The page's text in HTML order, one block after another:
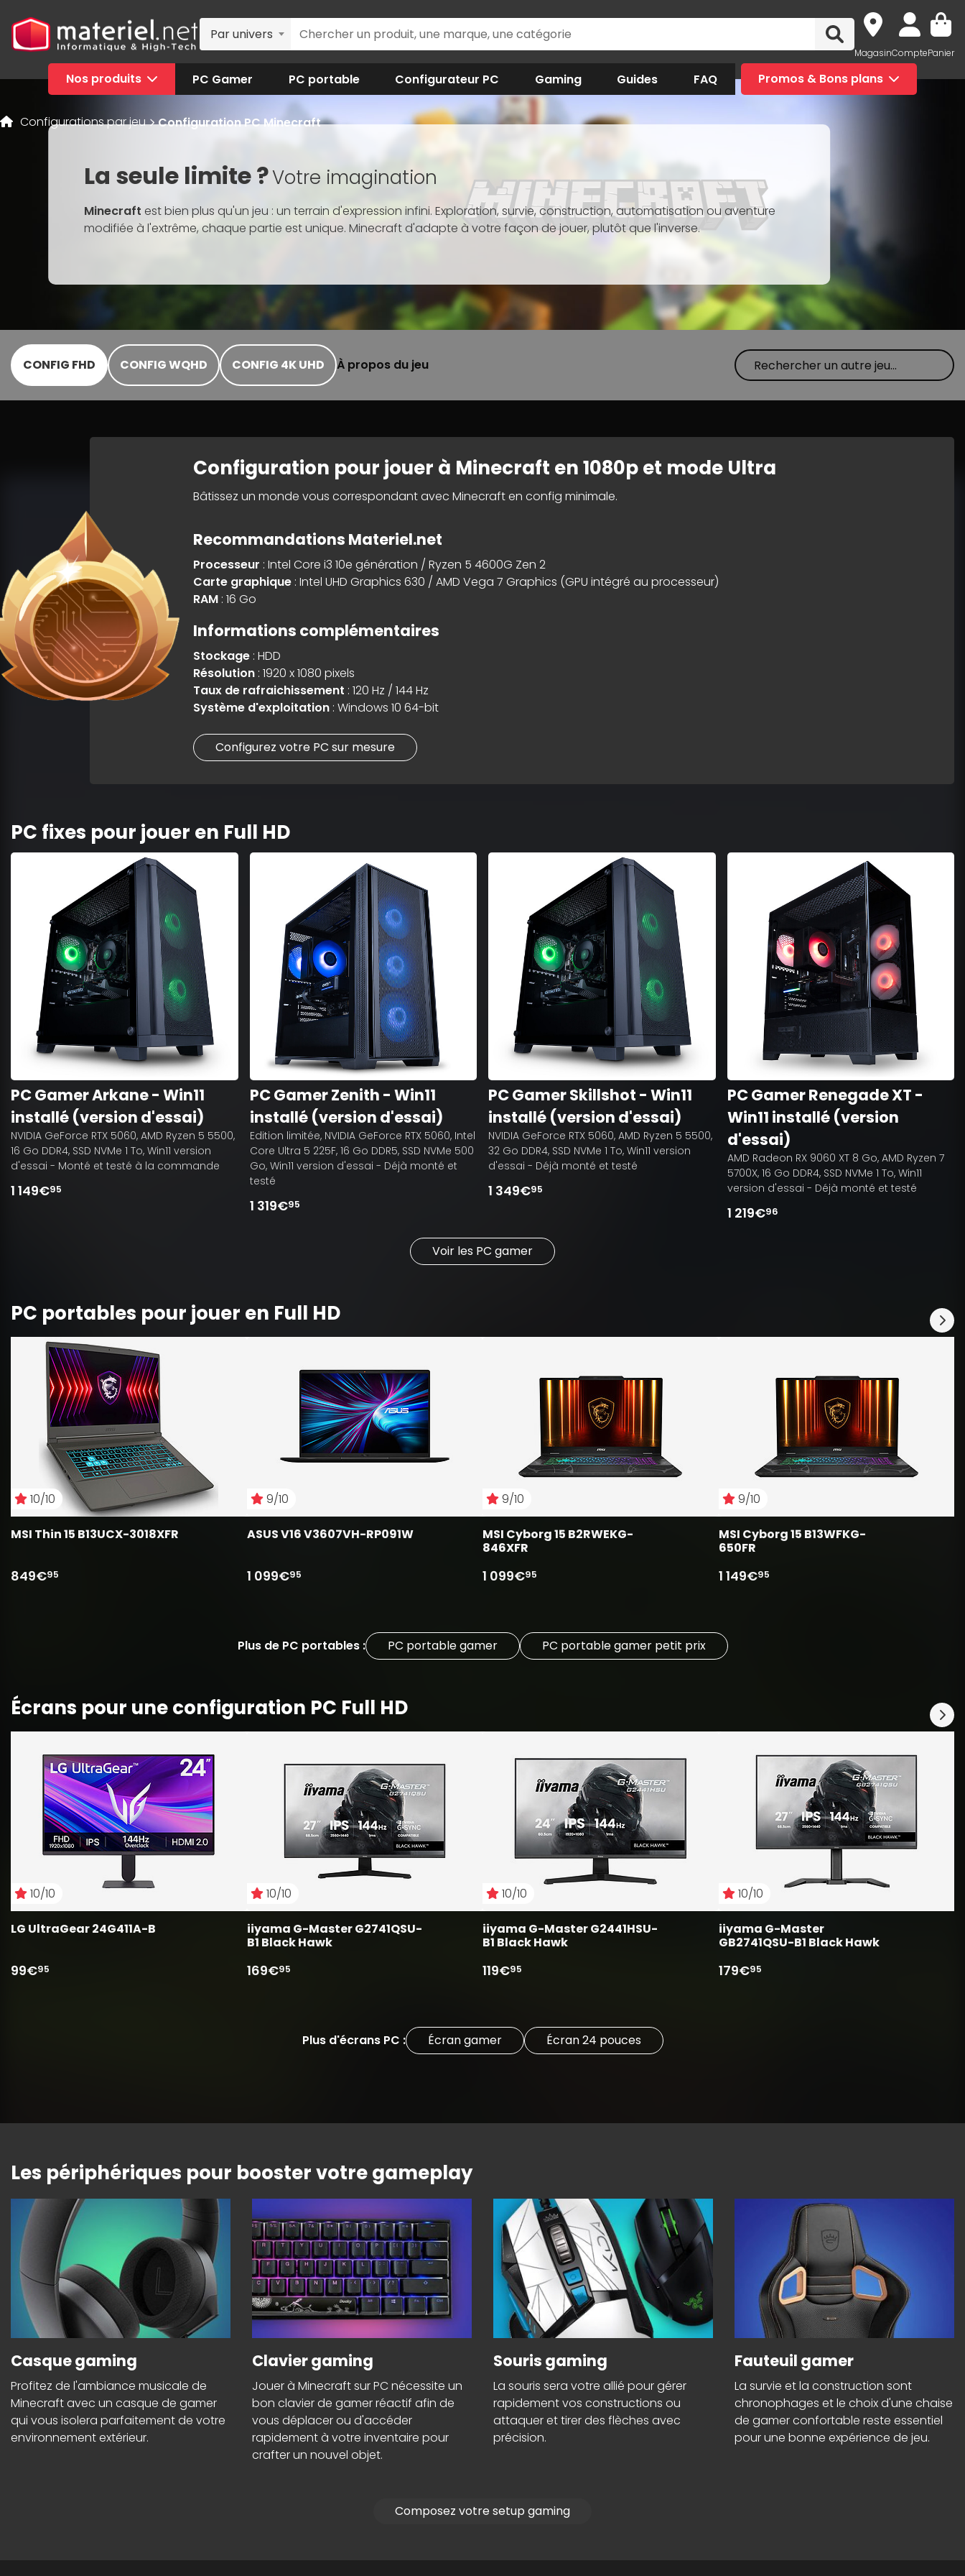
Par univers
MagasinComptePanier
Nos produits PC Gamer PC portable Configurateur PC Gaming Guides FAQ Promos & Bons plans
Configurations par jeu Configuration PC Minecraft
La seule limite ?Votre imagination
Minecraft est bien plus qu'un jeu : un terrain d'expression infini. Exploration, survie, construction, automatisation ou aventure
modifiée à l'extrême, chaque partie est unique. Minecraft d'adapte à votre façon de jouer, plutôt que l'inverse.
CONFIG FHD CONFIG WQHD CONFIG 4K UHD À propos du jeu
Configuration pour jouer à Minecraft en 1080p et mode Ultra
Bâtissez un monde vous correspondant avec Minecraft en config minimale.
Recommandations Materiel.net
Processeur : Intel Core i3 10e génération / Ryzen 5 4600G Zen 2
Carte graphique: Intel UHD Graphics 630 / AMD Vega 7 Graphics (GPU intégré au processeur)
RAM: 16 Go
Informations complémentaires
Stockage: HDD
Résolution: 1920 x 1080 pixels
Taux de rafraichissement : 120 Hz / 144 Hz
Système d'exploitation: Windows 10 64-bit
Configurez votre PC sur mesure
PC fixes pour jouer en Full HD
PC Gamer Arkane - Win11
installé (version d'essai)
NVIDIA GeForce RTX 5060, AMD Ryzen 5 5500,
16 Go DDR4, SSD NVMe 1 To, Win11 version
d'essai - Monté et testé à la commande
1 149€95
PC Gamer Zenith - Win11
installé (version d'essai)
Edition limitée, NVIDIA GeForce RTX 5060, Intel
Core Ultra 5 225F, 16 Go DDR5, SSD NVMe 500
Go, Win11 version d'essai - Déjà monté et
testé
1 319€95
PC Gamer Skillshot - Win11
installé (version d'essai)
NVIDIA GeForce RTX 5060, AMD Ryzen 5 5500,
32 Go DDR4, SSD NVMe 1 To, Win11 version
d'essai - Déjà monté et testé
1 349€95
PC Gamer Renegade XT -
Win11 installé (version
d'essai)
AMD Radeon RX 9060 XT 8 Go, AMD Ryzen 7
5700X, 16 Go DDR4, SSD NVMe 1 To, Win11
version d'essai - Déjà monté et testé
1 219€96
Voir les PC gamer
PC portables pour jouer en Full HD
10/10
MSI Thin 15 B13UCX-3018XFR
849€95
9/10
ASUS V16 V3607VH-RP091W
1 099€95
9/10
MSI Cyborg 15 B2RWEKG-
846XFR
1 099€95
9/10
MSI Cyborg 15 B13WFKG-
650FR
1 149€95
Plus de PC portables : PC portable gamer PC portable gamer petit prix
Écrans pour une configuration PC Full HD
10/10
LG UltraGear 24G411A-B
99€95
10/10
iiyama G-Master G2741QSU-
B1 Black Hawk
169€95
10/10
iiyama G-Master G2441HSU-
B1 Black Hawk
119€95
10/10
iiyama G-Master
GB2741QSU-B1 Black Hawk
179€95
Plus d'écrans PC : Écran gamer Écran 24 pouces
Les périphériques pour booster votre gameplay
Casque gaming
Profitez de l'ambiance musicale de
Minecraft avec un casque de gamer
qui vous isolera parfaitement de votre
environnement extérieur.
Clavier gaming
Jouer à Minecraft sur PC nécessite un
bon clavier de gamer réactif afin de
vous déplacer ou d'accéder
rapidement à votre inventaire pour
crafter un nouvel objet.
Souris gaming
La souris sera votre allié pour gérer
rapidement vos constructions ou
attaquer et tirer des flèches avec
précision.
Fauteuil gamer
La survie et la construction sont
chronophages et le choix d'une chaise
de gamer confortable reste essentiel
pour une bonne expérience de jeu.
Composez votre setup gaming